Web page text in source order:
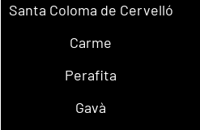
Santa Coloma de Cervelló
Carme
Perafita
Gavà